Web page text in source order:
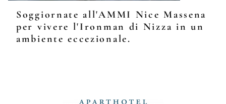
Soggiornate all'AMMI Nice Massena
per vivere l'Ironman di Nizza in un
ambiente eccezionale.